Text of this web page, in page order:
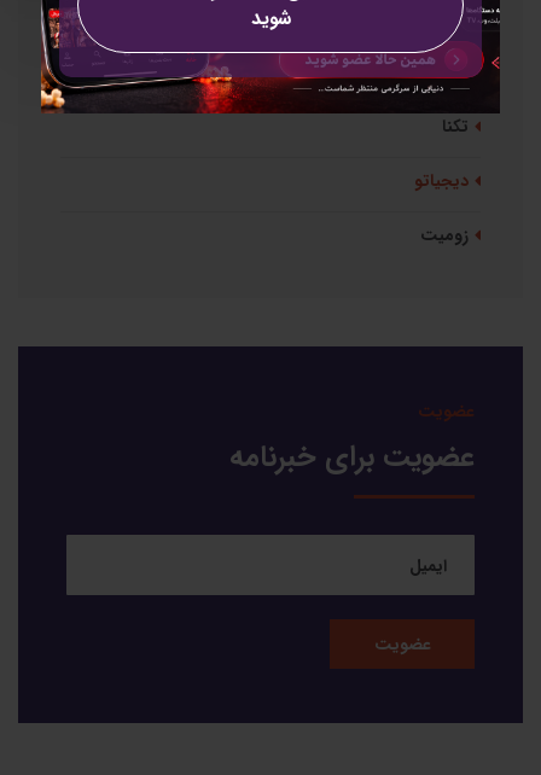
شوید
دسته بندی ها
همه
تکنا
دیجیاتو
زومیت
عضویت
عضویت برای خبرنامه